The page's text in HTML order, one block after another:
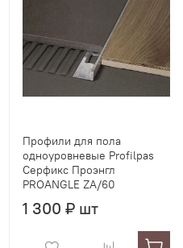
Профили для пола
одноуровневые Profilpas
Серфикс Проэнгл
PROANGLE ZA/60
1 300 ₽ шт